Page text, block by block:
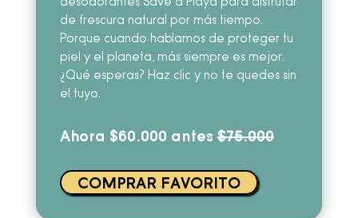
de frescura natural por más tiempo.
Porque cuando hablamos de proteger tu
piel y el planeta, más siempre es mejor.
¿Qué esperas? Haz clic y no te quedes sin
el tuyo.
Ahora $60.000 antes$75.000
COMPRAR FAVORITO